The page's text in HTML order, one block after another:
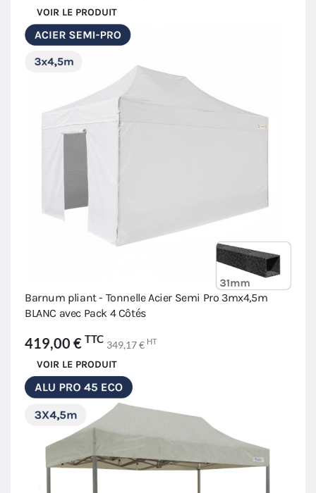
VOIR LE PRODUIT
Barnum pliant - Tonnelle Acier Semi Pro 3mx4,5m
BLANC avec Pack 4 Côtés
419,00 € TTC 349,17 € HT
VOIR LE PRODUIT